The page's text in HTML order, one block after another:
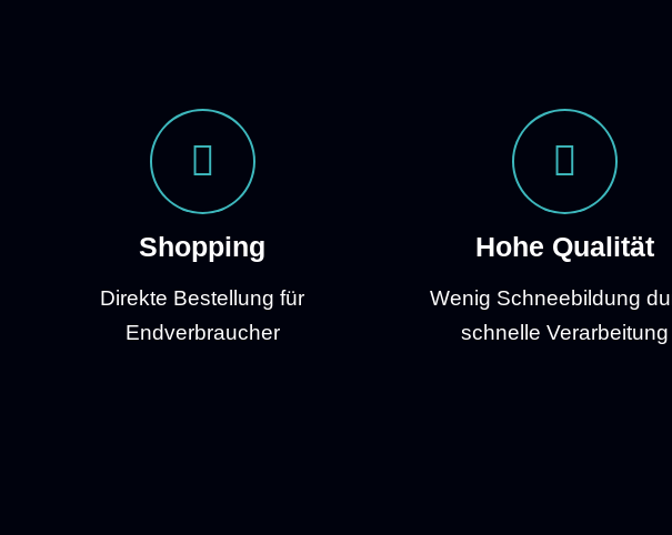
Shopping
Direkte Bestellung für
Endverbraucher
Hohe Qualität
Wenig Schneebildung
schnelle Verarbeitung